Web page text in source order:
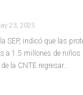
23, 2025
SEP, indicó que las
a 1.5 millones de niños
la CNTE regresar…